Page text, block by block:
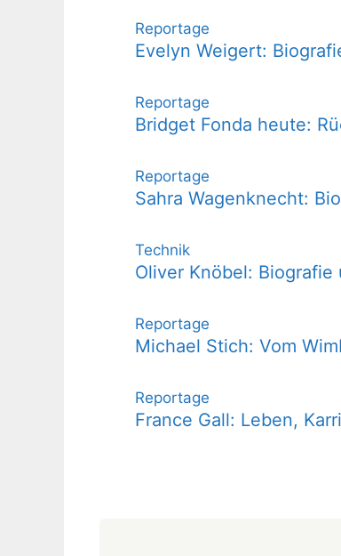
Reportage
Evelyn Weigert:
Reportage
Bridget Fonda heute:
Reportage
Sahra Wagenknecht:
Technik
Oliver Knöbel:
Reportage
Michael Stich: Vom
Reportage
France Gall: Leben,